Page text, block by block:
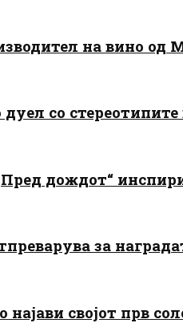
на вино
со стереотипите
дождот“
за
најави својот прв